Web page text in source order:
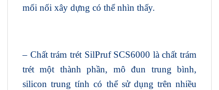
mối nối xây dựng có thể nhìn thấy.
– Chất trám trét SilPruf SCS6000 là chất trám
trét một thành phần, mô đun trung bình,
silicon trung tính có thể sử dụng trên nhiều